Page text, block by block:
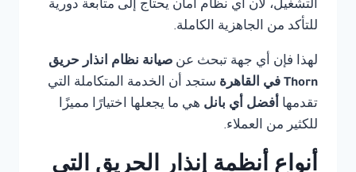
التشغيل، لأن أي نظام أمان يحتاج إلى متابعة دورية
للتأكد من الجاهزية الكاملة.
لهذا فإن أي جهة تبحث عن صيانة نظام انذار حريق
Thorn في القاهرة
ستجد أن الخدمة المتكاملة التي
تقدمها أفضل أي بانل هي ما يجعلها اختيارًا مميزًا
للكثير من العملاء.
أنواع أنظمة إنذار الحريق التي